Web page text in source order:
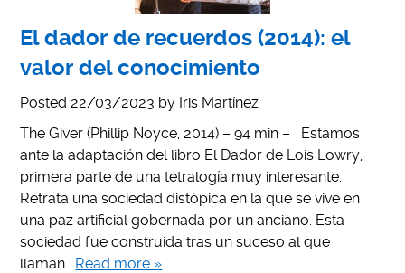
El dador de recuerdos (2014): el
valor del conocimiento
Posted 22/03/2023 by Iris Martínez
The Giver (Phillip Noyce, 2014) – 94 min – Estamos
ante la adaptación del libro El Dador de Lois Lowry,
primera parte de una tetralogía muy interesante.
Retrata una sociedad distópica en la que se vive en
una paz artificial gobernada por un anciano. Esta
sociedad fue construida tras un suceso al que
llaman… Read more »